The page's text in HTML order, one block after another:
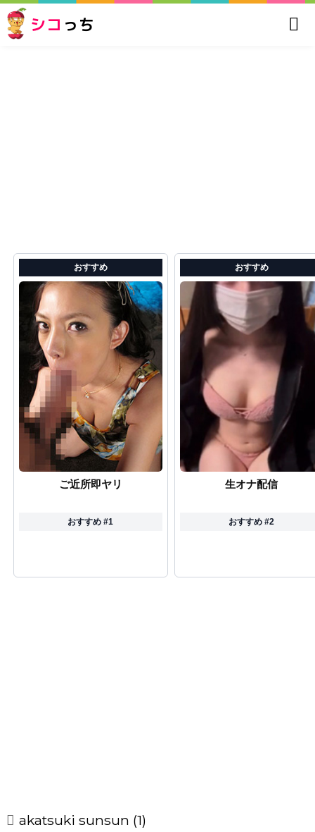
シコ っち
おすすめ
ご近所即ヤリ
おすすめ #1
おすすめ
生オナ配信
おすすめ #2
akatsuki sunsun (1)